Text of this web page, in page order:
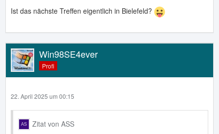
Ist das nächste Treffen eigentlich in Bielefeld?
Win98SE4ever
Profi
22. April 2025 um 00:15
Zitat von ASS